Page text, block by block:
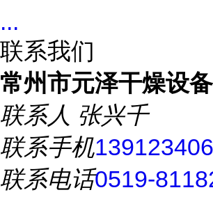
...
联系我们
常州市元泽干燥设
联系人 张兴千
联系手机
联系电话0519-